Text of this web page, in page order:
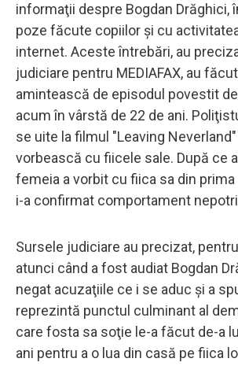
informaţii despre Bogdan Drăghici,
poze făcute copiilor şi cu
internet. Aceste întrebări, au
judiciare pentru MEDIAFAX, au
amintească de episodul povestit
acum în vârstă de 22 de ani.
se uite la filmul "Leaving
vorbească cu fiicele sale. După ce
femeia a vorbit cu fiica sa din
i-a confirmat comportament
Sursele judiciare au precizat, pentru
atunci când a fost audiat Bogdan
negat acuzaţiile ce i se aduc şi a
reprezintă punctul culminant al
care fosta sa soţie le-a făcut de-a
ani pentru a o lua din casă pe fiica